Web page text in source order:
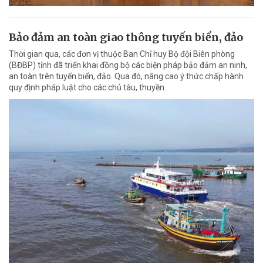
Bảo đảm an toàn giao thông tuyến biển, đảo
Thời gian qua, các đơn vị thuộc Ban Chỉ huy Bộ đội Biên phòng
(BĐBP) tỉnh đã triển khai đồng bộ các biện pháp bảo đảm an ninh,
an toàn trên tuyến biển, đảo. Qua đó, nâng cao ý thức chấp hành
quy định pháp luật cho các chủ tàu, thuyền.